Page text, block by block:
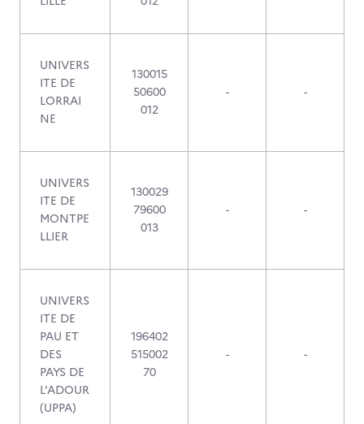
UNIVERS
ITE DE
LORRAI
NE
130015
50600
012
- -
UNIVERS
ITE DE
MONTPE
LLIER
130029
79600
013
- -
UNIVERS
ITE DE
PAU ET
DES
PAYS DE
L'ADOUR
(UPPA)
196402
515002
70
- -